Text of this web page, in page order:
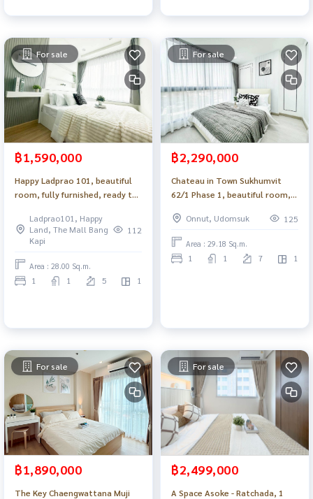
For sale
฿1,590,000
Happy Ladprao 101, beautiful
room, fully furnished, ready to
Ladprao101, Happy
Land, The Mall Bang
Kapi
112
Area : 28.00 Sq.m.
1 1 5 1
For sale
฿2,290,000
Chateau in Town Sukhumvit
62/1 Phase 1, beautiful room,
in, near the BTS_Do876 .
Onnut, Udomsuk 125
Area : 29.18 Sq.m.
1 1 7 1
For sale
฿1,890,000
The Key Chaengwattana Muji
For sale
฿2,499,000
A Space Asoke - Ratchada, 1